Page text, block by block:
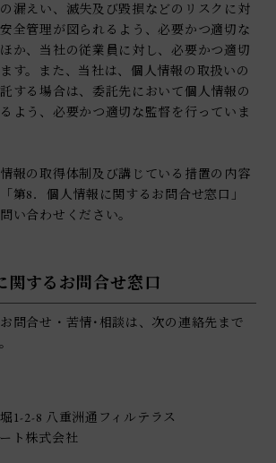
漏えい、滅失及び毀損などのリスクに対
全管理が図られるよう、必要かつ適切な
か、当社の従業員に対し、必要かつ適切
す。また、当社は、個人情報の取扱いの
する場合は、委託先において個人情報の
よう、必要かつ適切な監督を行っていま
報の取得体制及び講じている措置の内容
第8．個人情報に関するお問合せ窓口」
い合わせください。
関するお問合せ窓口
問合せ・苦情･相談は、次の連絡先まで
1-2-8 八重洲通フィルテラス
ト株式会社